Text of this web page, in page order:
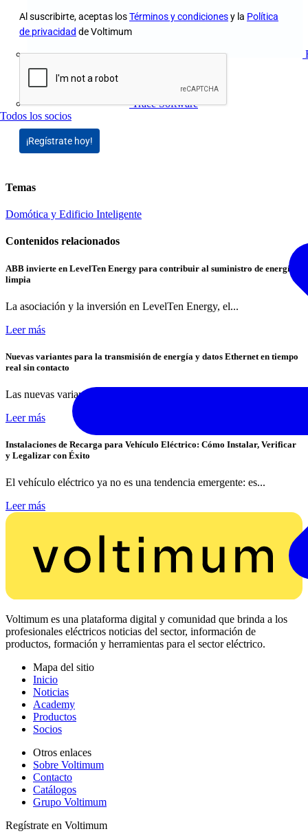
Trace Software
Todos los socios
Al suscribirte, aceptas losTérminos y condicionesy la Política
de privacidad de Voltimum
¡Regístrate hoy!
Temas
Domótica y Edificio Inteligente
Contenidos relacionados
ABB invierte en LevelTen Energy para contribuir al suministro de energía
limpia
La asociación y la inversión en LevelTen Energy, el...
Leer más
Nuevas variantes para la transmisión de energía y datos Ethernet en tiempo
real sin contacto
Las nuevas variantes de los acopladores NearFi de...
Leer más
Instalaciones de Recarga para Vehículo Eléctrico: Cómo Instalar, Verificar
y Legalizar con Éxito
El vehículo eléctrico ya no es una tendencia emergente: es...
Leer más
Voltimum es una plataforma digital y comunidad que brinda a los
profesionales eléctricos noticias del sector, información de
productos, formación y herramientas para el sector eléctrico.
Mapa del sitio
Inicio
Noticias
Academy
Productos
Socios
Otros enlaces
Sobre Voltimum
Contacto
Catálogos
Grupo Voltimum
Regístrate en Voltimum